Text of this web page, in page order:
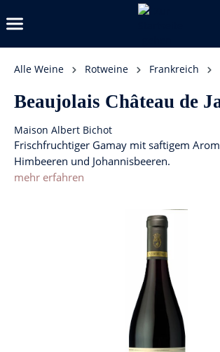
Alle Weine Rotweine Frankreich
Beaujolais Château de
Maison Albert Bichot
Frischfruchtiger Gamay mit saftigem
Himbeeren und Johannisbeeren.
mehr erfahren